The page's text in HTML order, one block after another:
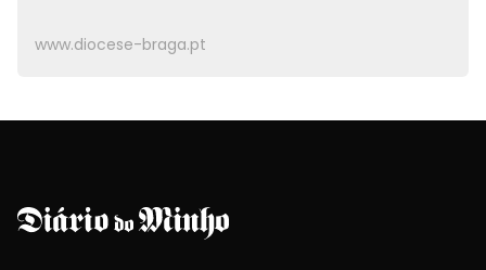
www.diocese-braga.pt